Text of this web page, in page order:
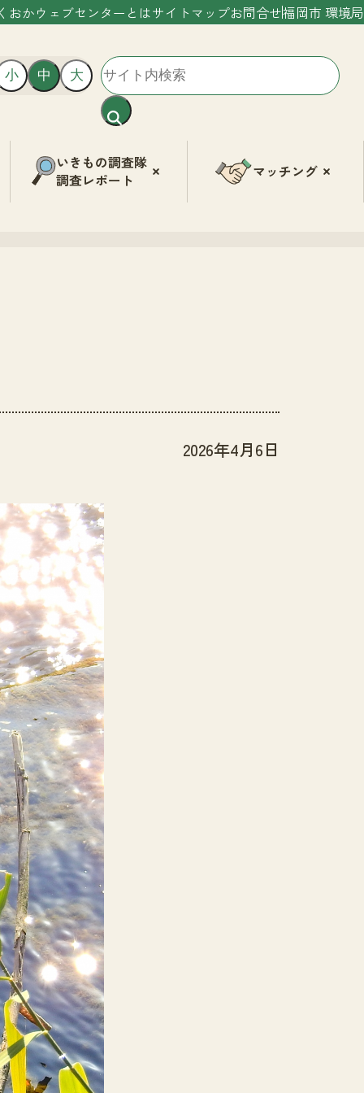
おかウェブセンターとはサイトマップお問合せ福岡市 環境局
小 中 大
いきもの調査隊
調査レポート
マッチング
2026年4月6日